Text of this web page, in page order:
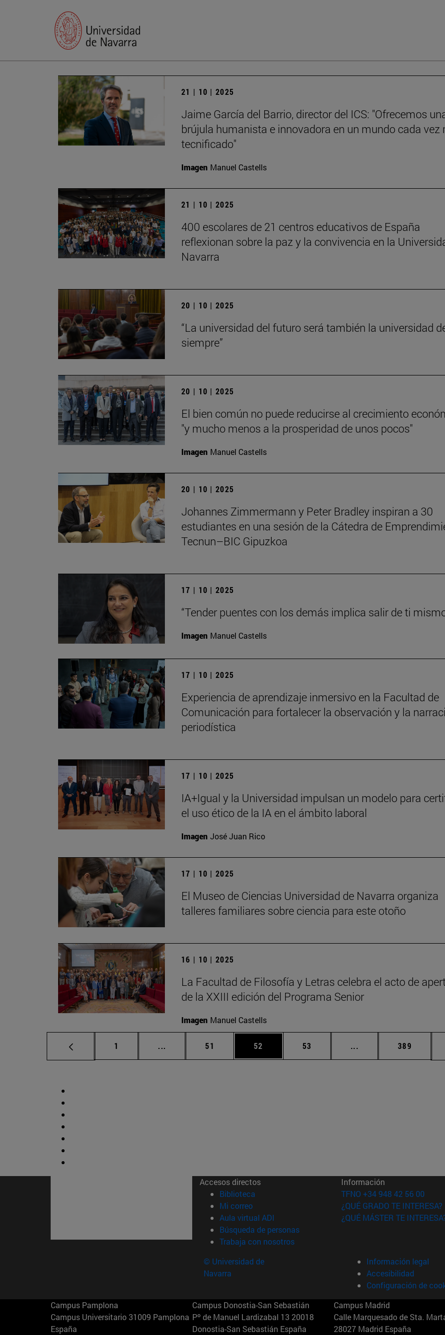
21 | 10 | 2025
Jaime García del Barrio, director del ICS: "Ofrecemos
brújula humanista e innovadora en un mundo cada vez
tecnificado"
Imagen Manuel Castells
21 | 10 | 2025
400 escolares de 21 centros educativos de España
reflexionan sobre la paz y la convivencia en la
Navarra
20 | 10 | 2025
“La universidad del futuro será también la universidad
siempre”
20 | 10 | 2025
El bien común no puede reducirse al crecimiento
"y mucho menos a la prosperidad de unos pocos"
Imagen Manuel Castells
20 | 10 | 2025
Johannes Zimmermann y Peter Bradley inspiran a 30
estudiantes en una sesión de la Cátedra de
Tecnun–BIC Gipuzkoa
17 | 10 | 2025
“Tender puentes con los demás implica salir de ti
Imagen Manuel Castells
17 | 10 | 2025
Experiencia de aprendizaje inmersivo en la Facultad de
Comunicación para fortalecer la observación y la
periodística
17 | 10 | 2025
IA+Igual y la Universidad impulsan un modelo para
el uso ético de la IA en el ámbito laboral
Imagen José Juan Rico
17 | 10 | 2025
El Museo de Ciencias Universidad de Navarra organiza
talleres familiares sobre ciencia para este otoño
16 | 10 | 2025
La Facultad de Filosofía y Letras celebra el acto de
de la XXIII edición del Programa Senior
Imagen Manuel Castells
Página
1 ... Páginas intermedias Use TAB para desplazarse.
Página
51 Página
52 Página
53 ... Páginas intermedias
Página
389
Accesos directos
Biblioteca (abre en nueva ventana)
Mi correo(abre en nueva ventana)
Aula virtual ADI (abre en nueva ventana)
Búsqueda de personas(abre en nueva ventana)
Trabaja con nosotros(abre en nueva ventana)
Información
TFNO +34 948 42 56 00
¿QUÉ GRADO TE INTERESA?
¿QUÉ MÁSTER TE
© Universidad de
Navarra
Información legal
Accesibilidad
Configuración de
Campus Pamplona
Campus Universitario 31009 Pamplona
España
Campus Donostia-San Sebastián
Pº de Manuel Lardizabal 13 20018
Donostia-San Sebastián España
Campus Madrid
Calle Marquesado de Sta.
28027 Madrid España